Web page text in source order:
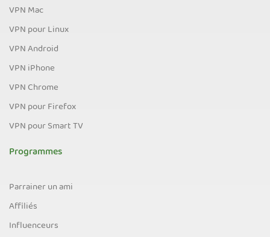
VPN Mac
VPN pour Linux
VPN Android
VPN iPhone
VPN Chrome
VPN pour Firefox
VPN pour Smart TV
Programmes
Parrainer un ami
Affiliés
Influenceurs